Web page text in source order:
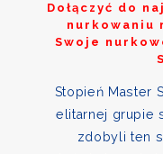
Dołączyć do
nurkowaniu
Swoje
Stopień Master
elitarnej grupie
zdobyli ten